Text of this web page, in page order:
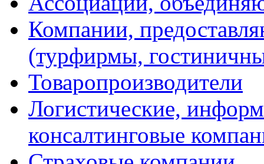
Компании,
(турфирмы,
Товаропроизводители
Логистические,
консалтинговые